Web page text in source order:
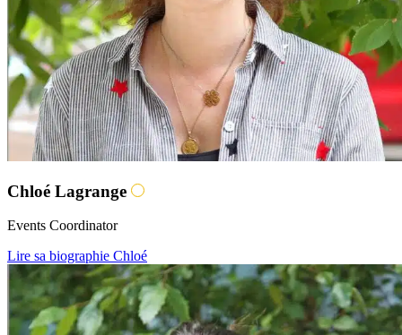
Chloé Lagrange
Events Coordinator
Lire sa biographie Chloé